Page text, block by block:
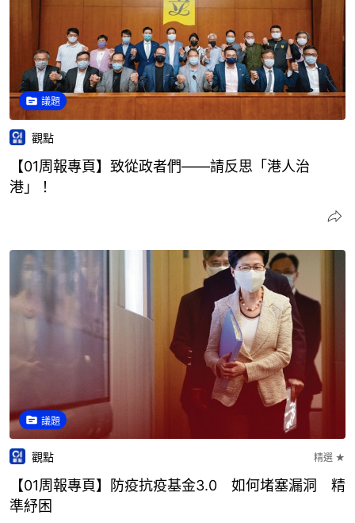
議題
觀點
【01周報專頁】致從政者們——請反思「港人治
港」！
議題
觀點 精選 ★
【01周報專頁】防疫抗疫基金3.0 如何堵塞漏洞 精
準紓困